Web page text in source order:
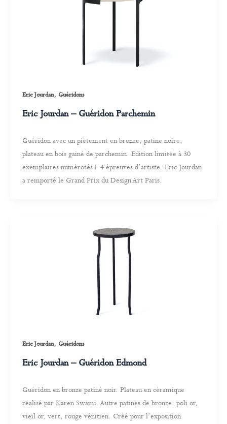
Eric Jourdan, Guéridons
Eric Jourdan – Guéridon Parchemin
Guéridon avec un piètement en bronze, patine noire,
plateau en bois gainé de parchemin. Edition limitée à 30
exemplaires numérotés+ 4 épreuves d’artiste. Eric Jourdan
a remporté le Grand Prix du Design Art Paris.
Eric Jourdan, Guéridons
Eric Jourdan – Guéridon Edmond
Guéridon en bronze patiné noir. Plateau en céramique
réalisé par Karen Swami. Autre patines de bronze: poli or,
vieil or, vert, rouge vénitien. Créé pour l’exposition